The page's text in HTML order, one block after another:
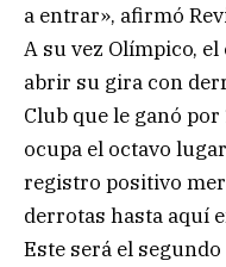
a entrar», afirmó
A su vez Olímpico,
abrir su gira con
Club que le ganó
ocupa el octavo
registro positivo
derrotas hasta aquí
Este será el